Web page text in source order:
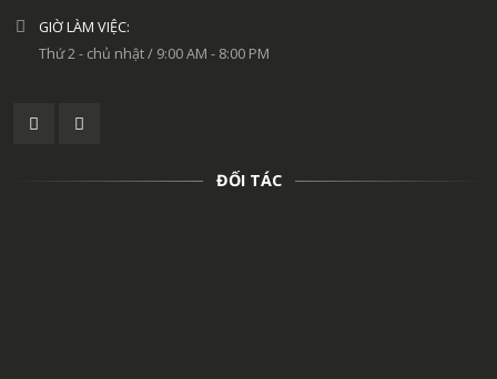
GIỜ LÀM VIỆC:
Thứ 2 - chủ nhật / 9:00 AM - 8:00 PM
ĐỐI TÁC